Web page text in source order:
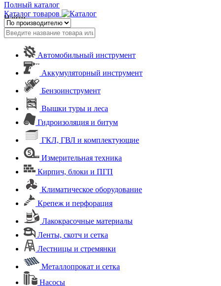
Полный каталог
Каталог товаров
Найти
Автомобильный инструмент
Аккумуляторный инструмент
Бензоинструмент
Вышки туры и леса
Гидроизоляция и битум
ГКЛ, ГВЛ и комплектующие
Измерительная техника
Кирпич, блоки и ПГП
Климатическое оборудование
Крепеж и перфорация
Лакокрасочные материалы
Ленты, скотч и сетка
Лестницы и стремянки
Металлопрокат и сетка
Насосы